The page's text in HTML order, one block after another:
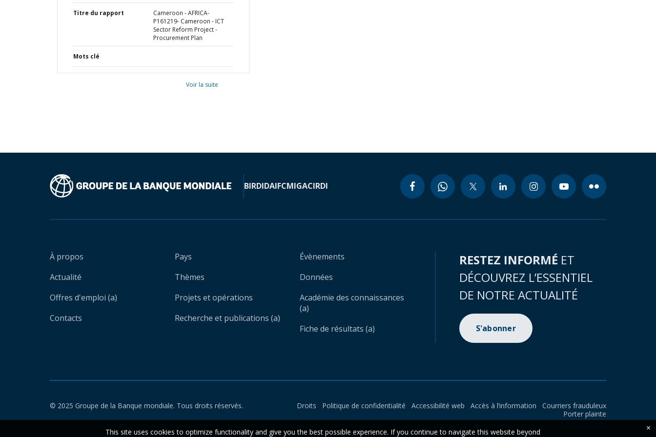
Titre du rapport
Cameroon - AFRICA-
P161219- Cameroon - ICT
Sector Reform Project -
Procurement Plan
Mots clé
Voir la suite
BIRDIDAIFCMIGACIRDI
À propos
Actualité
Offres d'emploi (a)
Contacts
Pays
Thèmes
Projets et opérations
Recherche et publications (a)
Évènements
Données
Académie des connaissances
(a)
Fiche de résultats (a)
RESTEZ INFORMÉ ET
DÉCOUVREZ L’ESSENTIEL
DE NOTRE ACTUALITÉ
S'abonner
© 2025 Groupe de la Banque mondiale. Tous droits réservés. Droits Politique de confidentialité Accessibilité web Accès à l’information
Courriers frauduleux
Porter plainte
This site uses cookies to optimize functionality and give you the best possible experience. If you continue to navigate this website beyond
×